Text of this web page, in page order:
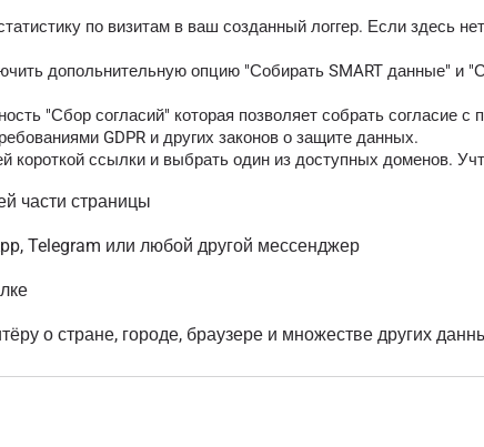
по визитам в ваш созданный логгер. Если здесь
допольнительную опцию "Собирать SMART данные" и
"Сбор согласий" которая позволяет собрать согласие
GDPR и других законов о защите данных.
ссылки и выбрать один из доступных доменов.
части страницы
Telegram или любой другой мессенджер
о стране, городе, браузере и множестве других